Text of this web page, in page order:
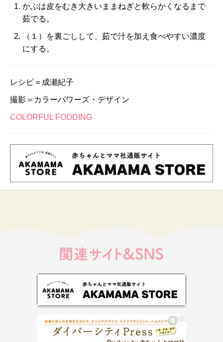
かぶは皮をむき大きいままねぎと軟らかくなるまで
茹でる。
（１）を裏ごしして、茹で汁を加え食べやすい濃度
にする。
レシピ＝成瀬紀子
撮影＝カラーパワーズ・デザイン
COLORFUL FOODING